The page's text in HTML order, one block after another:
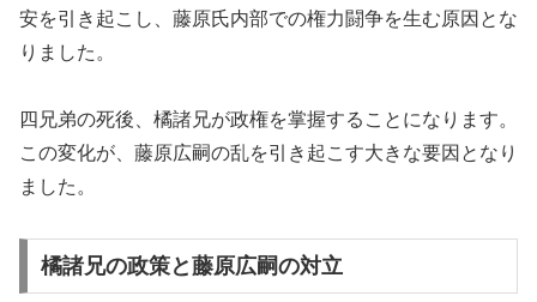
安を引き起こし、藤原氏内部での権力闘争を生む原因とな
りました。
四兄弟の死後、橘諸兄が政権を掌握することになります。
この変化が、藤原広嗣の乱を引き起こす大きな要因となり
ました。
橘諸兄の政策と藤原広嗣の対立